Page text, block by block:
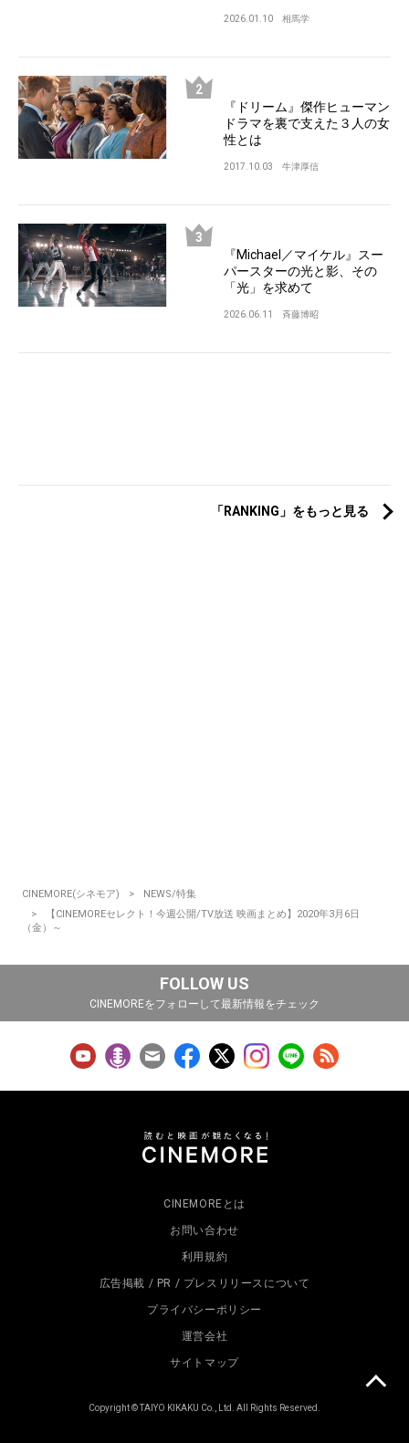
2026.01.10 相馬学
『ドリーム』傑作ヒューマン
ドラマを裏で支えた３人の女
性とは
2017.10.03 牛津厚信
『Michael／マイケル』スー
パースターの光と影、その
「光」を求めて
2026.06.11 斉藤博昭
「RANKING」をもっと見る
CINEMORE(シネモア)
NEWS/特集
【CINEMOREセレクト！今週公開/TV放送 映画まとめ】2020年3月6日
（金）～
FOLLOW US
CINEMOREをフォローして最新情報をチェック
CINEMOREとは
お問い合わせ
利用規約
広告掲載 / PR / プレスリリースについて
プライバシーポリシー
運営会社
サイトマップ
Copyright © TAIYO KIKAKU Co., Ltd. All Rights Reserved.